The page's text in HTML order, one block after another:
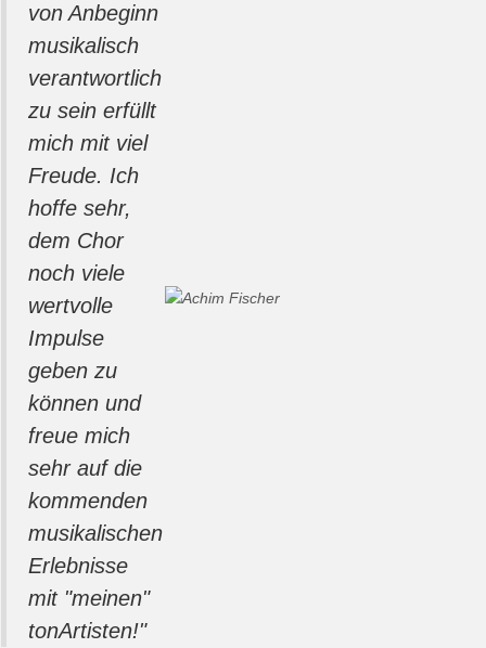
von Anbeginn
musikalisch
verantwortlich
zu sein erfüllt
mich mit viel
Freude. Ich
hoffe sehr,
dem Chor
noch viele
wertvolle
Impulse
geben zu
können und
freue mich
sehr auf die
kommenden
musikalischen
Erlebnisse
mit "meinen"
tonArtisten!"